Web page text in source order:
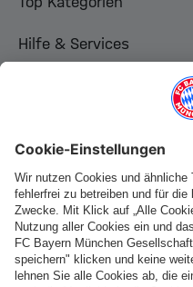
Hilfe & Services
Folge uns
Zahlung & Lieferung